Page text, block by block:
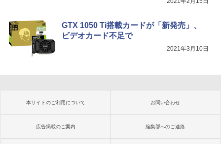
GTX 1050 Ti搭載カードが「新発売」、
ビデオカード不足で
2021年3月10日
本サイトのご利用について お問い合わせ
広告掲載のご案内 編集部へのご連絡